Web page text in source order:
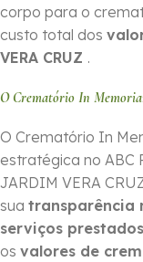
corpo para o
custo total dos
VERA CRUZ .
O Crematório In
O Crematório In
estratégica no ABC
JARDIM VERA
sua transparência
serviços prestados
os valores de